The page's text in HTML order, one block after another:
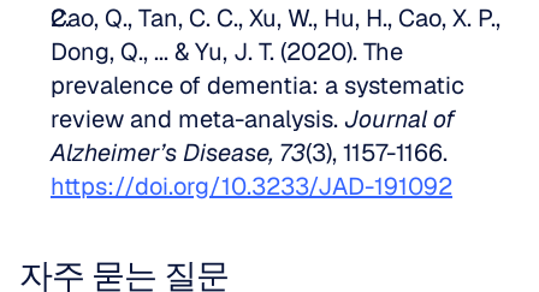
Cao, Q., Tan, C. C., Xu, W., Hu, H., Cao, X. P.,
Dong, Q., ... & Yu, J. T. (2020). The
prevalence of dementia: a systematic
review and meta-analysis. Journal of
Alzheimer’s Disease, 73
https://doi.org/10.3233/JAD-191092
자주 묻는 질문